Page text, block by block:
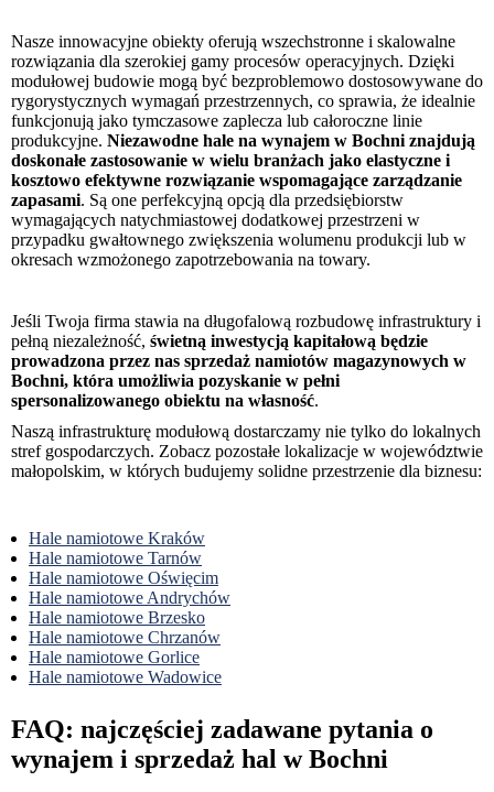
Nasze innowacyjne obiekty oferują wszechstronne i skalowalne
rozwiązania dla szerokiej gamy procesów operacyjnych. Dzięki
modułowej budowie mogą być bezproblemowo dostosowywane do
rygorystycznych wymagań przestrzennych, co sprawia, że idealnie
funkcjonują jako tymczasowe zaplecza lub całoroczne linie
produkcyjne. Niezawodne hale na wynajem w Bochni znajdują
doskonałe zastosowanie w wielu branżach jako elastyczne i
kosztowo efektywne rozwiązanie wspomagające zarządzanie
zapasami. Są one perfekcyjną opcją dla przedsiębiorstw
wymagających natychmiastowej dodatkowej przestrzeni w
przypadku gwałtownego zwiększenia wolumenu produkcji lub w
okresach wzmożonego zapotrzebowania na towary.
Jeśli Twoja firma stawia na długofalową rozbudowę infrastruktury i
pełną niezależność, świetną inwestycją kapitałową będzie
prowadzona przez nas sprzedaż namiotów magazynowych w
Bochni, która umożliwia pozyskanie w pełni
spersonalizowanego obiektu na własność.
Naszą infrastrukturę modułową dostarczamy nie tylko do lokalnych
stref gospodarczych. Zobacz pozostałe lokalizacje w województwie
małopolskim, w których budujemy solidne przestrzenie dla biznesu:
Hale namiotowe Kraków
Hale namiotowe Tarnów
Hale namiotowe Oświęcim
Hale namiotowe Andrychów
Hale namiotowe Brzesko
Hale namiotowe Chrzanów
Hale namiotowe Gorlice
Hale namiotowe Wadowice
FAQ: najczęściej zadawane pytania o
wynajem i sprzedaż hal w Bochni